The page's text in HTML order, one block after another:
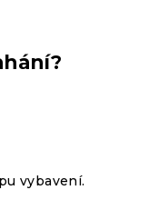
vybavení.